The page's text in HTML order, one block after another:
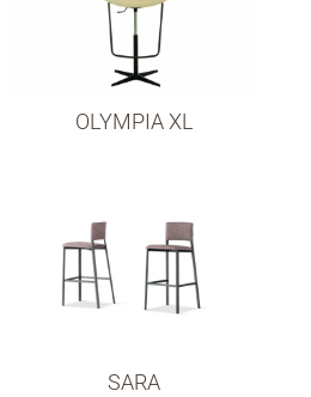
OLYMPIA XL
SARA